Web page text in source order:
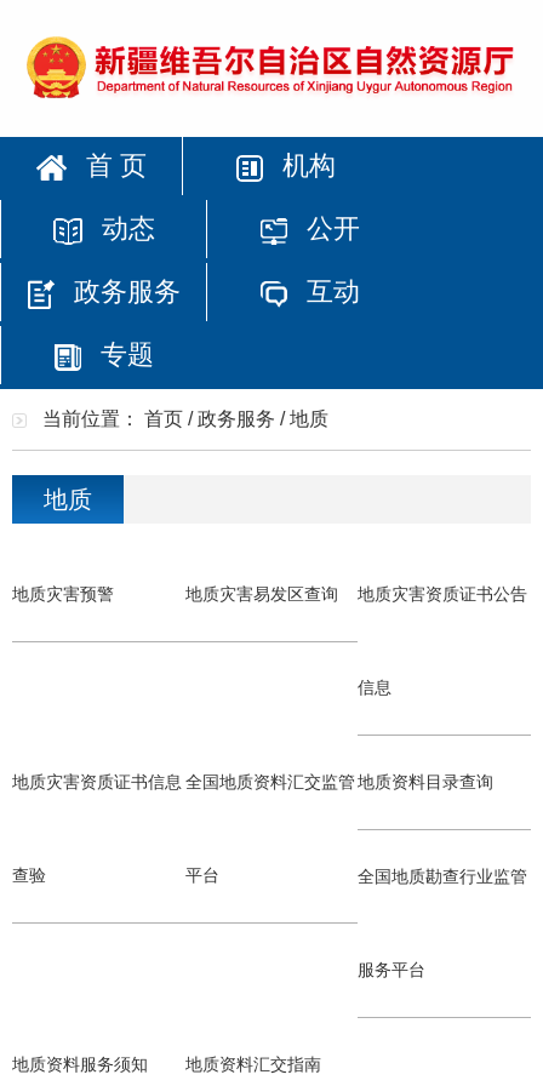
首 页 机构
动态 公开
政务服务 互动
专题
当前位置： 首页 /政务服务 /地质
地质
地质灾害预警 地质灾害易发区查询 地质灾害资质证书公告
信息
地质灾害资质证书信息
查验
全国地质资料汇交监管
平台
地质资料目录查询
全国地质勘查行业监管
服务平台
地质资料服务须知 地质资料汇交指南